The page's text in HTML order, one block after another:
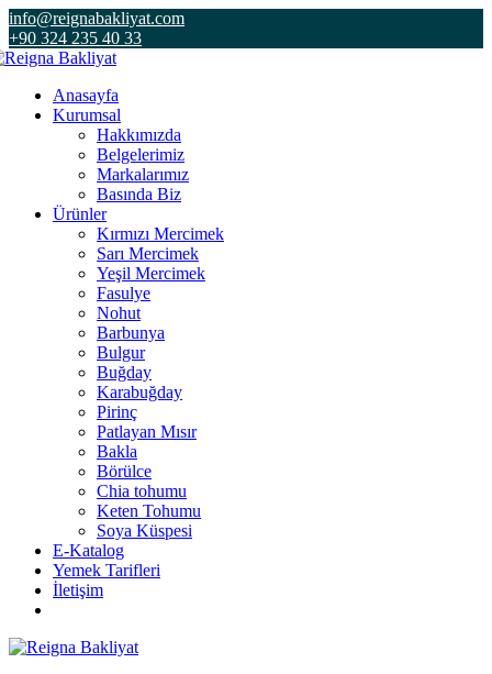
info@reignabakliyat.com
+90 324 235 40 33
Anasayfa
Kurumsal
Hakkımızda
Belgelerimiz
Markalarımız
Basında Biz
Ürünler
Kırmızı Mercimek
Sarı Mercimek
Yeşil Mercimek
Fasulye
Nohut
Barbunya
Bulgur
Buğday
Karabuğday
Pirinç
Patlayan Mısır
Bakla
Börülce
Chia tohumu
Keten Tohumu
Soya Küspesi
E-Katalog
Yemek Tarifleri
İletişim